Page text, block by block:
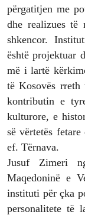
përgatitjen me
dhe realizues
shkencor.
është projektuar
më i lartë
të Kosovës
kontributin e
kulturore, e
së vërtetës
ef. Tërnava.
Jusuf Zimeri
Maqedoninë e
instituti për çka
personalitete të